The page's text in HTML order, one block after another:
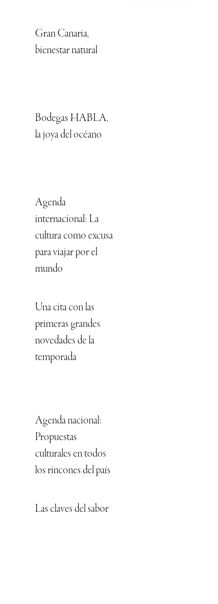
Gran Canaria,
bienestar natural
Bodegas HABLA,
la joya del océano
Agenda
internacional: La
cultura como excusa
para viajar por el
mundo
Una cita con las
primeras grandes
novedades de la
temporada
Agenda nacional:
Propuestas
culturales en todos
los rincones del país
Las claves del sabor